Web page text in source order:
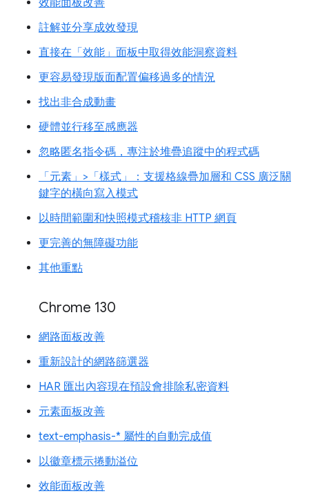
效能面板改善
註解並分享成效發現
直接在「效能」面板中取得效能洞察資料
更容易發現版面配置偏移過多的情況
找出非合成動畫
硬體並行移至感應器
忽略匿名指令碼，專注於堆疊追蹤中的程式碼
「元素」>「樣式」：支援格線疊加層和 CSS 廣泛關
鍵字的橫向寫入模式
以時間範圍和快照模式稽核非 HTTP 網頁
更完善的無障礙功能
其他重點
Chrome 130
網路面板改善
重新設計的網路篩選器
HAR 匯出內容現在預設會排除私密資料
元素面板改善
text-emphasis-* 屬性的自動完成值
以徽章標示捲動溢位
效能面板改善